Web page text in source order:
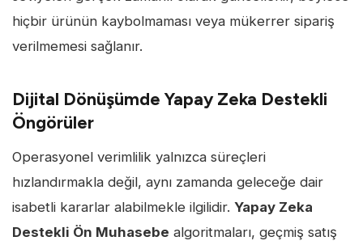
hiçbir ürünün kaybolmaması veya mükerrer sipariş
verilmemesi sağlanır.
Dijital Dönüşümde Yapay Zeka Destekli
Öngörüler
Operasyonel verimlilik yalnızca süreçleri
hızlandırmakla değil, aynı zamanda geleceğe dair
isabetli kararlar alabilmekle ilgilidir. Yapay Zeka
Destekli Ön Muhasebe algoritmaları, geçmiş satış